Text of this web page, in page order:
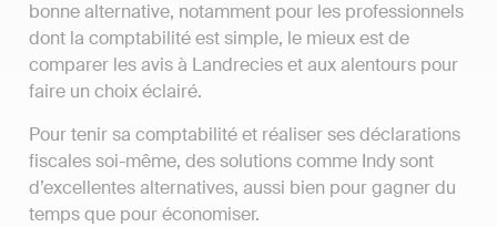
bonne alternative, notamment pour les professionnels
dont la comptabilité est simple, le mieux est de
comparer les avis à Landrecies et aux alentours pour
faire un choix éclairé.
Pour tenir sa comptabilité et réaliser ses déclarations
fiscales soi-même, des solutions comme Indy sont
d’excellentes alternatives, aussi bien pour gagner du
temps que pour économiser.